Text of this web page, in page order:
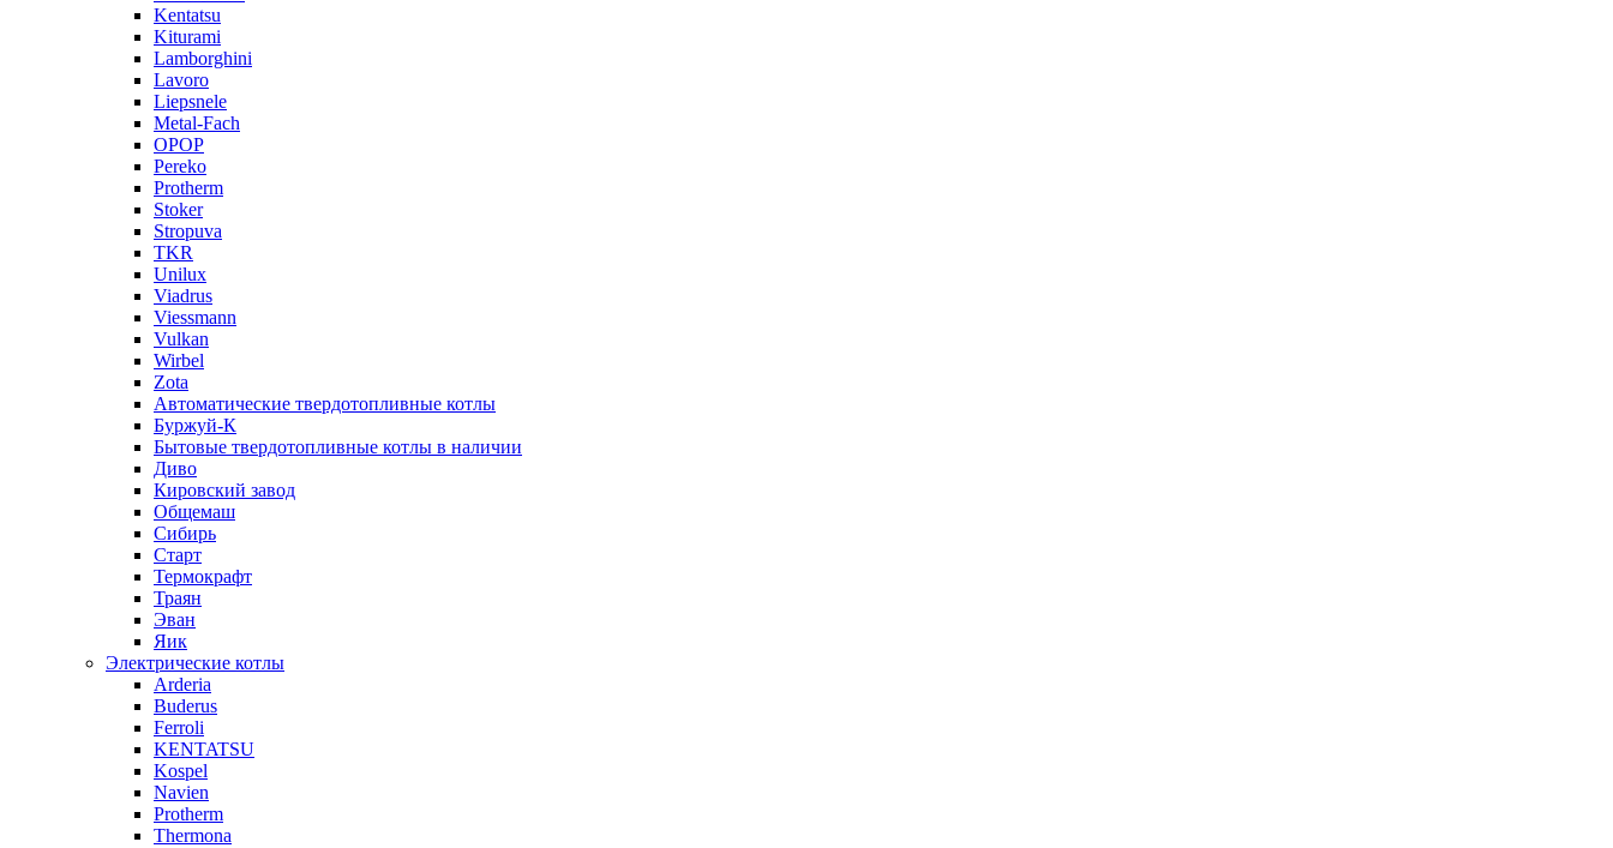
Kentatsu
Kiturami
Lamborghini
Lavoro
Liepsnele
Metal-Fach
OPOP
Pereko
Protherm
Stoker
Stropuva
TKR
Unilux
Viadrus
Viessmann
Vulkan
Wirbel
Zota
Автоматические твердотопливные котлы
Буржуй-К
Бытовые твердотопливные котлы в наличии
Диво
Кировский завод
Общемаш
Сибирь
Старт
Термокрафт
Траян
Эван
Яик
Электрические котлы
Arderia
Buderus
Ferroli
KENTATSU
Kospel
Navien
Protherm
Thermona